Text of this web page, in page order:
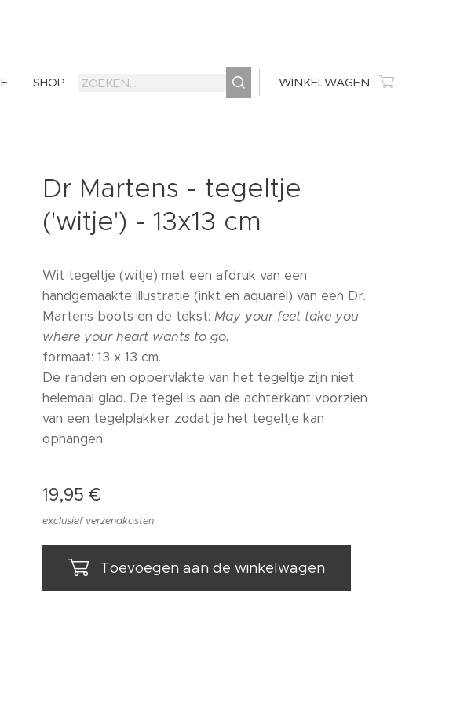
SHOP WINKELWAGEN
Dr Martens - tegeltje
('witje') - 13x13 cm
Wit tegeltje (witje) met een afdruk van een
handgemaakte illustratie (inkt en aquarel) van een Dr.
Martens boots en de tekst: May your feet take you
where your heart wants to go.
formaat: 13 x 13 cm.
De randen en oppervlakte van het tegeltje zijn niet
helemaal glad. De tegel is aan de achterkant voorzien
van een tegelplakker zodat je het tegeltje kan
ophangen.
19,95 €
exclusief verzendkosten
Toevoegen aan de winkelwagen